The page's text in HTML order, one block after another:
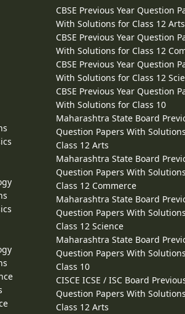
CBSE Previous Year Question
With Solutions for Class 12 Arts
CBSE Previous Year Question
With Solutions for Class 12
CBSE Previous Year Question
With Solutions for Class 12
CBSE Previous Year Question
With Solutions for Class 10
Maharashtra State Board
Question Papers With
Class 12 Arts
Maharashtra State Board
Question Papers With
Class 12 Commerce
Maharashtra State Board
Question Papers With
Class 12 Science
Maharashtra State Board
Question Papers With
Class 10
CISCE ICSE / ISC Board
Question Papers With
Class 12 Arts